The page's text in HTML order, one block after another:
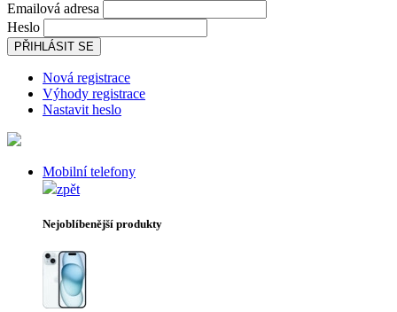
Emailová adresa
Heslo
PŘIHLÁSIT SE
Nová registrace
Výhody registrace
Nastavit heslo
Mobilní telefony
zpět
Nejoblíbenější produkty